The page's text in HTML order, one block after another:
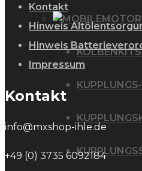
KOLBENKITS
Kontakt
Hinweis
Hinweis
Impressum
Kontakt
info@mxshop-ihle.de
+49 (0) 3735 6092184